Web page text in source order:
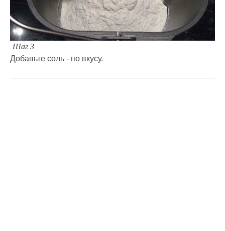
Шаг 3
Добавьте соль - по вкусу.